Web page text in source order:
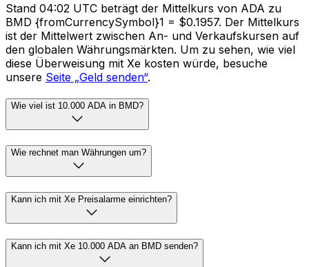
Stand 04:02 UTC beträgt der Mittelkurs von ADA zu
BMD {fromCurrencySymbol}1 = $0.1957. Der Mittelkurs
ist der Mittelwert zwischen An- und Verkaufskursen auf
den globalen Währungsmärkten. Um zu sehen, wie viel
diese Überweisung mit Xe kosten würde, besuche
unsere Seite „Geld senden“.
Wie viel ist 10.000 ADA in BMD?
Wie rechnet man Währungen um?
Kann ich mit Xe Preisalarme einrichten?
Kann ich mit Xe 10.000 ADA an BMD senden?